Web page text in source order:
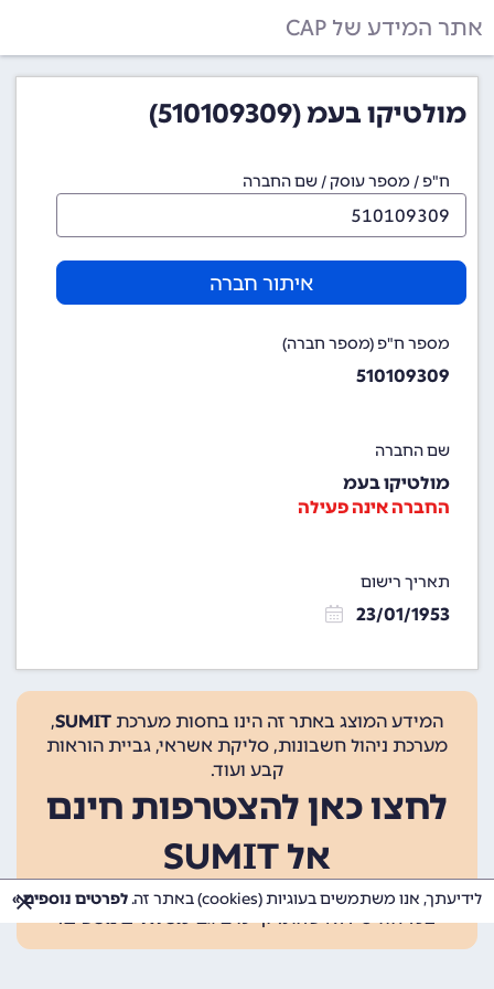
אתר המידע של CAP
מולטיקו בעמ (510109309)
ח"פ / מספר עוסק / שם החברה
איתור חברה
מספר ח"פ (מספר חברה)
510109309
שם החברה
מולטיקו בעמ
החברה אינה פעילה
תאריך רישום
23/01/1953
המידע המוצג באתר זה הינו בחסות מערכת SUMIT
,
מערכת ניהול חשבונות, סליקת אשראי, גביית הוראות
קבע ועוד.
לחצו כאן להצטרפות חינם
אל SUMIT
ההצטרפות אינה כרוכה בתשלום, ומאפשרת 10 פעולות
בכל חודש ללא עלות. קיימים גםמסלולים נוספים.
לידיעתך, אנו משתמשים בעוגיות (cookies) באתר זה. לפרטים נוספים »